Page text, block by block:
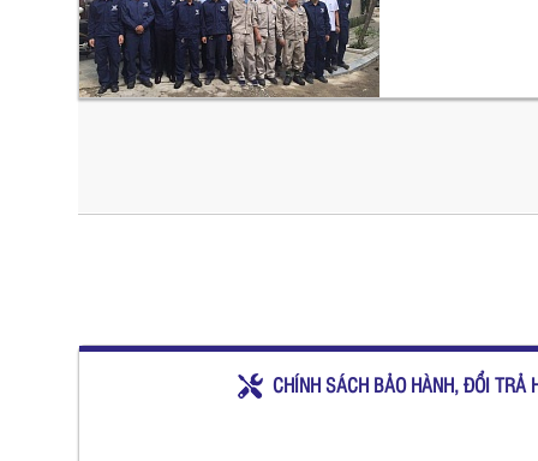
CHÍNH SÁCH BẢO HÀNH, ĐỔI TRẢ